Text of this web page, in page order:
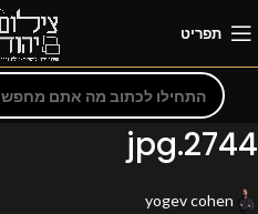
תפריט
2744.jpg
yogev cohen